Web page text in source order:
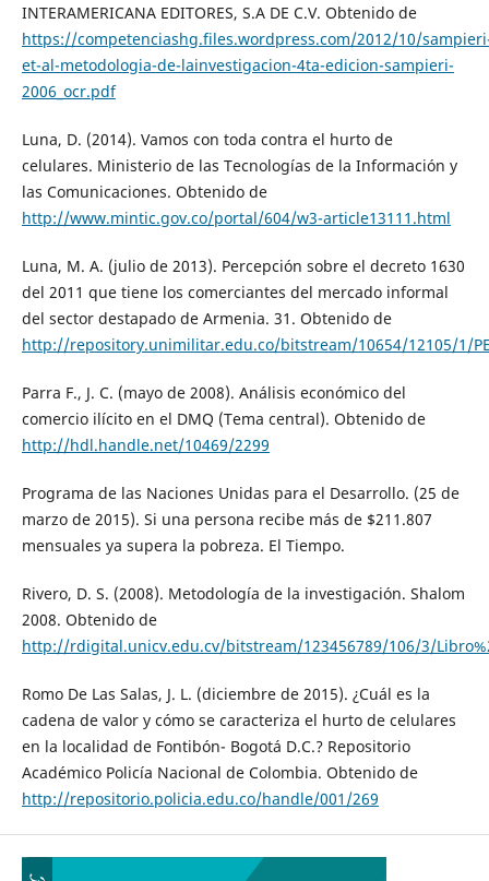
INTERAMERICANA EDITORES, S.A DE C.V. Obtenido de
https://competenciashg.files.wordpress.com/2012/10/
et-al-metodologia-de-lainvestigacion-4ta-edicion-sampieri-
2006_ocr.pdf
Luna, D. (2014). Vamos con toda contra el hurto de
celulares. Ministerio de las Tecnologías de la Información y
las Comunicaciones. Obtenido de
http://www.mintic.gov.co/portal/604/w3-article13111.html
Luna, M. A. (julio de 2013). Percepción sobre el decreto 1630
del 2011 que tiene los comerciantes del mercado informal
del sector destapado de Armenia. 31. Obtenido de
http://repository.unimilitar.edu.co/bitstream/10654/12105/1/
Parra F., J. C. (mayo de 2008). Análisis económico del
comercio ilícito en el DMQ (Tema central). Obtenido de
http://hdl.handle.net/10469/2299
Programa de las Naciones Unidas para el Desarrollo. (25 de
marzo de 2015). Si una persona recibe más de $211.807
mensuales ya supera la pobreza. El Tiempo.
Rivero, D. S. (2008). Metodología de la investigación. Shalom
2008. Obtenido de
http://rdigital.unicv.edu.cv/bitstream/123456789/106/3/
Romo De Las Salas, J. L. (diciembre de 2015). ¿Cuál es la
cadena de valor y cómo se caracteriza el hurto de celulares
en la localidad de Fontibón- Bogotá D.C.? Repositorio
Académico Policía Nacional de Colombia. Obtenido de
http://repositorio.policia.edu.co/handle/001/269